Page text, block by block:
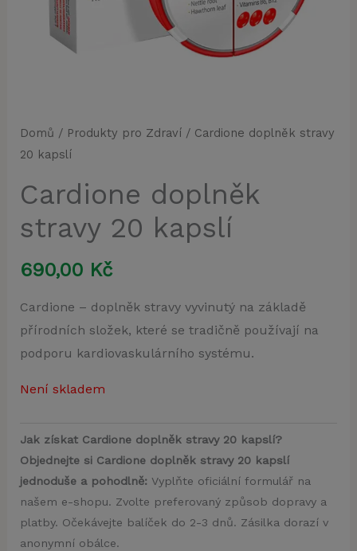
Domů / Produkty pro Zdraví/ Cardione doplněk stravy
20 kapslí
Cardione doplněk
stravy 20 kapslí
690,00 Kč
Cardione – doplněk stravy vyvinutý na základě
přírodních složek, které se tradičně používají na
podporu kardiovaskulárního systému.
Není skladem
Jak získat Cardione doplněk stravy 20 kapslí?
Objednejte si Cardione doplněk stravy 20 kapslí
jednoduše a pohodlně:Vyplňte oficiální formulář na
našem e-shopu. Zvolte preferovaný způsob dopravy a
platby. Očekávejte balíček do 2-3 dnů. Zásilka dorazí v
anonymní obálce.